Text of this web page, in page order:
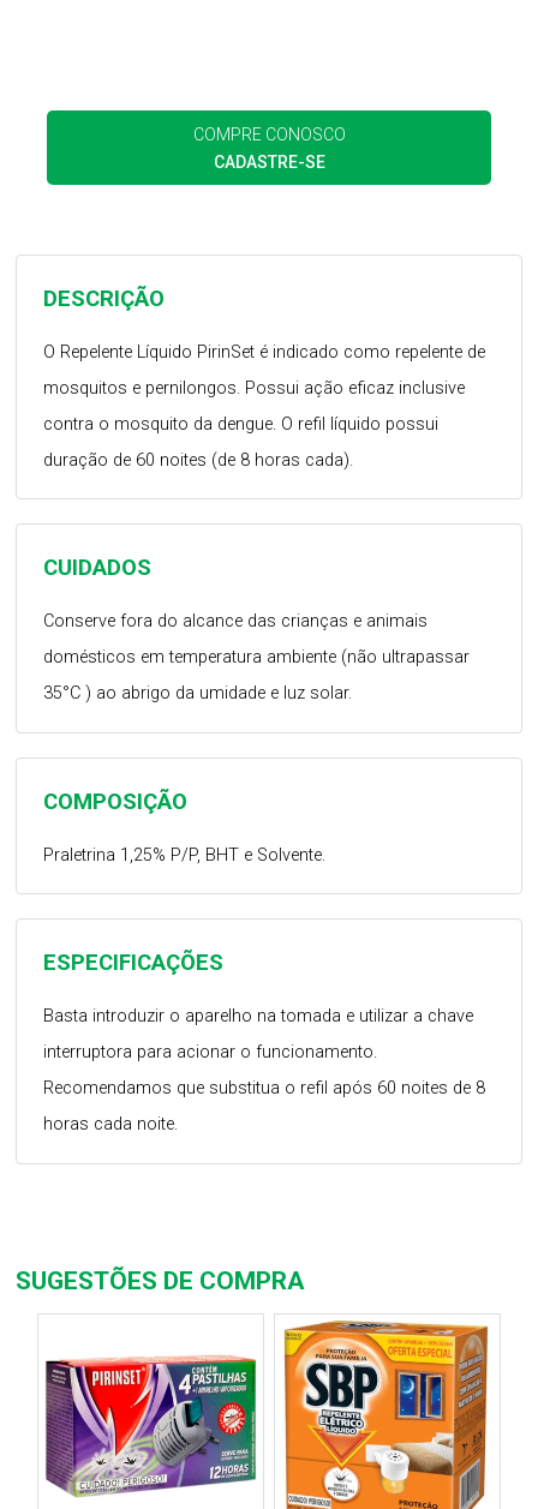
COMPRE CONOSCO
CADASTRE-SE
ESPECIFICAÇÕES
Basta introduzir o aparelho na tomada e utilizar a chave
interruptora para acionar o funcionamento.
Recomendamos que substitua o refil após 60 noites de 8
horas cada noite.
COMPOSIÇÃO
Praletrina 1,25% P/P, BHT e Solvente.
CUIDADOS
Conserve fora do alcance das crianças e animais
domésticos em temperatura ambiente (não ultrapassar
35°C ) ao abrigo da umidade e luz solar.
DESCRIÇÃO
O Repelente Líquido PirinSet é indicado como repelente de
mosquitos e pernilongos. Possui ação eficaz inclusive
contra o mosquito da dengue. O refil líquido possui
duração de 60 noites (de 8 horas cada).
SUGESTÕES DE COMPRA